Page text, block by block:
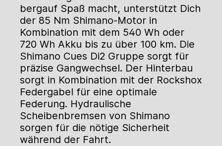
bergauf Spaß macht, unterstützt Dich
der 85 Nm Shimano-Motor in
Kombination mit dem 540 Wh oder
720 Wh Akku bis zu über 100 km. Die
Shimano Cues Di2 Gruppe sorgt für
präzise Gangwechsel. Der Hinterbau
sorgt in Kombination mit der Rockshox
Federgabel für eine optimale
Federung. Hydraulische
Scheibenbremsen von Shimano
sorgen für die nötige Sicherheit
während der Fahrt.